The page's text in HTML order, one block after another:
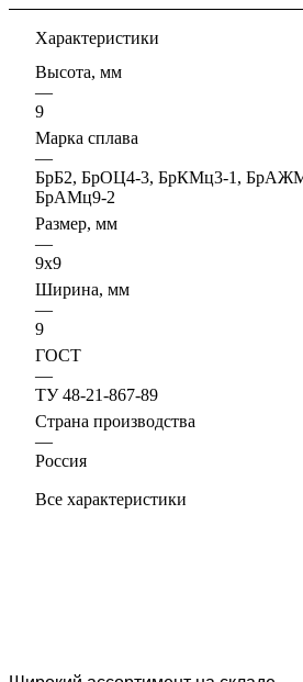
Характеристики
Высота, мм
—
9
Марка сплава
—
БрБ2, БрОЦ4-3, БрКМц3-1,
БрАМц9-2
Размер, мм
—
9х9
Ширина, мм
—
9
ГОСТ
—
ТУ 48-21-867-89
Страна производства
—
Россия
Все характеристики